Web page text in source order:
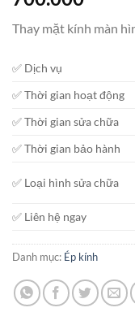
Thay mặt kính màn
✅ Dịch vụ
✅ Thời gian hoạt động
✅ Thời gian sửa chữa
✅ Thời gian bảo hành
✅ Loại hình sửa chữa
✅ Liên hệ ngay
Danh mục: Ép kính